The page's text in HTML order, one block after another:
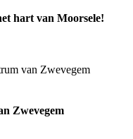
hart van Moorsele!
Zwevegem